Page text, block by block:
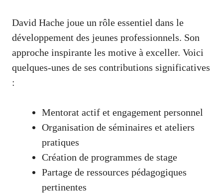
David Hache joue un rôle essentiel dans le
développement des jeunes professionnels. Son
approche inspirante les motive à exceller. Voici
quelques-unes de ses contributions significatives
:
Mentorat actif et engagement personnel
Organisation de séminaires et ateliers
pratiques
Création de programmes de stage
Partage de ressources pédagogiques
pertinentes